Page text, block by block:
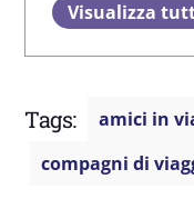
Visualizza
Tags: amici in
compagni di